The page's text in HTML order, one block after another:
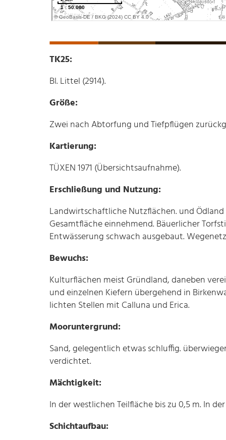
TK25:
Bl. Littel (2914).
Größe:
Zwei nach Abtorfung und Tiefpflügen
Kartierung:
TÜXEN 1971 (Übersichtsaufnahme).
Erschließung und Nutzung:
Landwirtschaftliche Nutzflächen. und
Gesamtfläche einnehmend. Bäuerlicher
Entwässerung schwach ausgebaut.
Bewuchs:
Kulturflächen meist Gründland, daneben
und einzelnen Kiefern übergehend in
lichten Stellen mit Calluna und Erica.
Mooruntergrund:
Sand, gelegentlich etwas schluffig.
verdichtet.
Mächtigkeit:
In der westlichen Teilfläche bis zu 0,5 m. In
Schichtaufbau: